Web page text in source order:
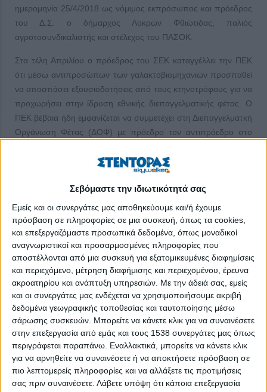
Σεβόμαστε την ιδιωτικότητά σας
Εμείς και οι συνεργάτες μας αποθηκεύουμε και/ή έχουμε
πρόσβαση σε πληροφορίες σε μια συσκευή, όπως τα cookies,
και επεξεργαζόμαστε προσωπικά δεδομένα, όπως μοναδικοί
αναγνωριστικοί και προσαρμοσμένες πληροφορίες που
αποστέλλονται από μια συσκευή για εξατομικευμένες διαφημίσεις
και περιεχόμενο, μέτρηση διαφήμισης και περιεχομένου, έρευνα
ακροατηρίου και ανάπτυξη υπηρεσιών. Με την άδειά σας, εμείς
και οι συνεργάτες μας ενδέχεται να χρησιμοποιήσουμε ακριβή
δεδομένα γεωγραφικής τοποθεσίας και ταυτοποίησης μέσω
σάρωσης συσκευών. Μπορείτε να κάνετε κλικ για να συναινέσετε
στην επεξεργασία από εμάς και τους 1538 συνεργάτες μας όπως
περιγράφεται παραπάνω. Εναλλακτικά, μπορείτε να κάνετε κλικ
για να αρνηθείτε να συναινέσετε ή να αποκτήσετε πρόσβαση σε
πιο λεπτομερείς πληροφορίες και να αλλάξετε τις προτιμήσεις
σας πριν συναινέσετε. Λάβετε υπόψη ότι κάποια επεξεργασία
ημερομηνία 25/4/2018 ως νόμιμος εκπρόσωπος και πρόεδρος
του Δ.Σ. ο δήμαρχος Λοκρών Φθιώτιδας, παλιός
αγροτοσυνδικαλιστής και στέλεχος του ΠΑΣΟΚ.
Στα τέλη Απριλίου ο πρόεδρος του ΣΕΚ καταγγέλλει την ΠΕΚ
ότι μέσω αντιπροσώπων των γαλακτοβιομηχανιών προσπαθεί
να αποσπάσει εξουσιοδοτήσεις από τους κτηνοτρόφους για να
προχωρήσει στην ίδρυση εθνικής διεπαγγελματικής φέτας. Ο
ΠΕΚ βέβαια ήδη εμφανίζεται να συμμετέχει στη Διεπαγγελματκή
Οργάνωση Φέτας (ΔΟΦ) με πρόεδρο τον αντιπρόεδρο στο
Ρούσσας, την ΠΕΚ και την Ομοσπονδία Κτηνοτρόφων
Θεσσαλίας. Μέχρι τελευταία στιγμή οι διαγκωνισμοί δίνουν και
Το προϊόν
Ξεκινώντας από τα ασκιά του Πολύφημου, πέρασε με επιτυχία
από τα βυζαντινά συμπόσια, από τη βλάχικη τυροκόμηση και
από τη χαμηλών αποδόσεων ελληνική αιγοπροβατοτροφία. Η
φέτα γνώρισε διεθνή καριέρα τόσο εξαιτίας της ελληνικής
μετανάστευσης, όσο και του εισερχόμενου τουρισμού.
Αντιγράφω από τον νομοθέτη:
«ΠΟΙΟΤΗΤΑ ΚΑΙ ΧΑΡΑΚΤΗΡΙΣΤΙΚΕΣ ΙΔΙΟΤΗΤΕΣ ΤΥΡΙΟΥ
ΦΕΤΑ (ΠΟΠ)
»Το τυρί ΦΕΤΑ (ΠΟΠ) να είναι πρώτης (Α’) ποιότητας, όπως
αυτή ορίζεται στον ΚΩΔΙΚΑ ΤΡΟΦΙΜΩΝ ΠΟΤΩΝ &